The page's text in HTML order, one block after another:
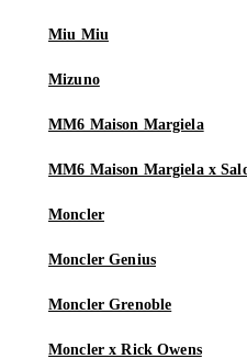
Miu Miu
Mizuno
MM6 Maison Margiela
MM6 Maison Margiela x
Moncler
Moncler Genius
Moncler Grenoble
Moncler x Rick Owens